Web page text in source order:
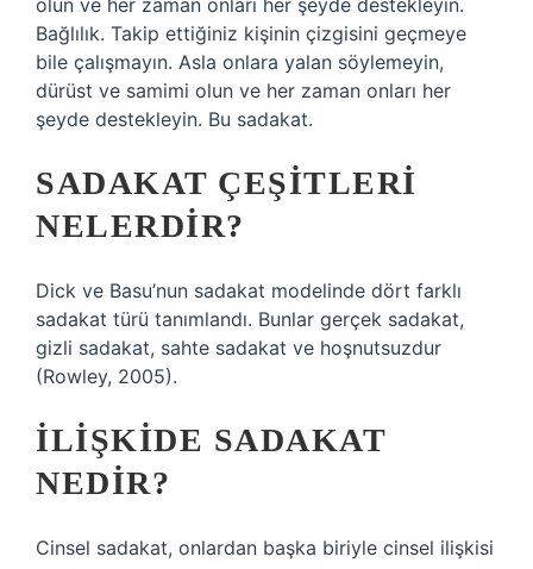
olun ve her zaman onları her şeyde destekleyin.
Bağlılık. Takip ettiğiniz kişinin çizgisini geçmeye
bile çalışmayın. Asla onlara yalan söylemeyin,
dürüst ve samimi olun ve her zaman onları her
şeyde destekleyin. Bu sadakat.
SADAKAT ÇEŞITLERI
NELERDIR?
Dick ve Basu’nun sadakat modelinde dört farklı
sadakat türü tanımlandı. Bunlar gerçek sadakat,
gizli sadakat, sahte sadakat ve hoşnutsuzdur
(Rowley, 2005).
İLIŞKIDE SADAKAT
NEDIR?
Cinsel sadakat, onlardan başka biriyle cinsel ilişkisi